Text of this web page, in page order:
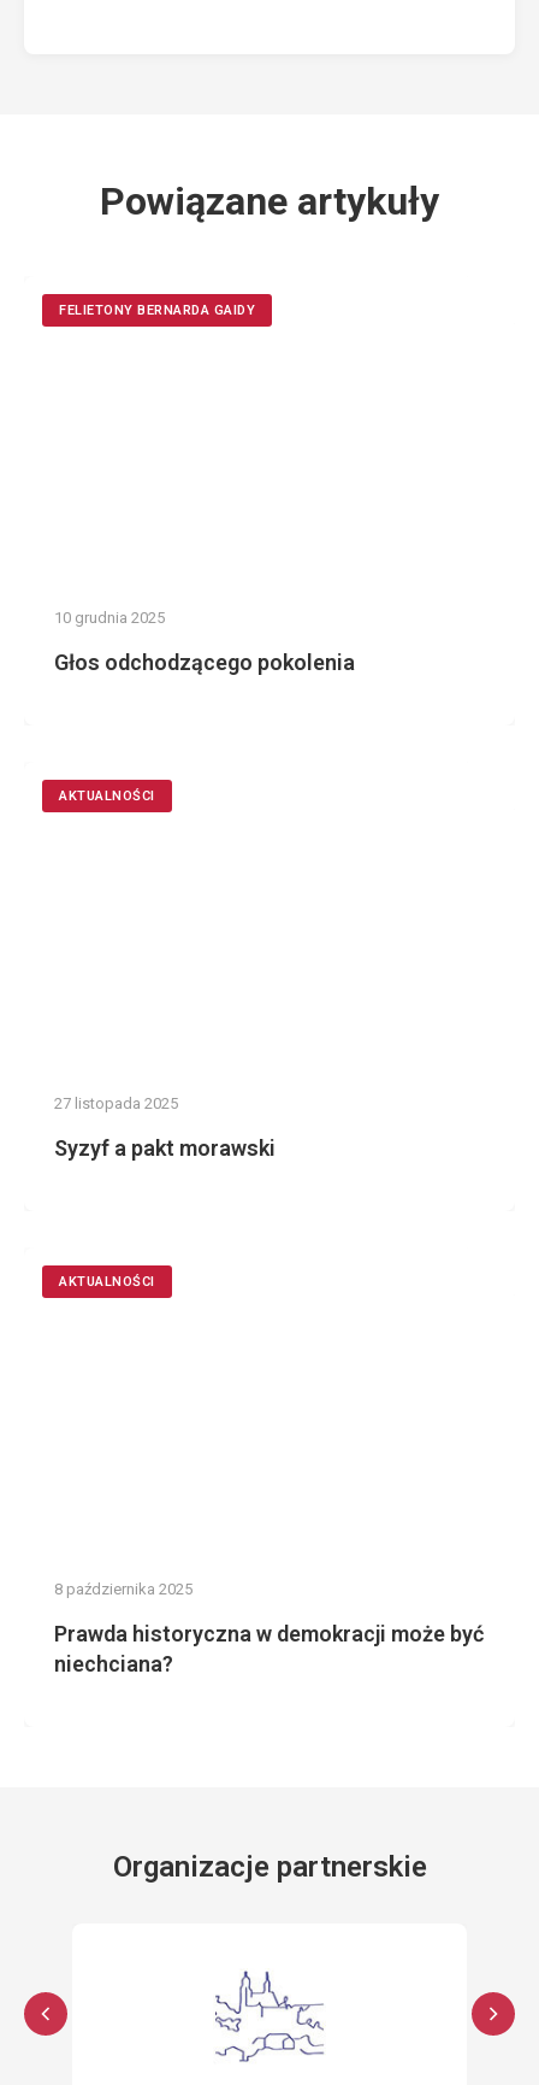
Powiązane artykuły
FELIETONY BERNARDA GAIDY
10 grudnia 2025
Głos odchodzącego pokolenia
AKTUALNOŚCI
27 listopada 2025
Syzyf a pakt morawski
AKTUALNOŚCI
8 października 2025
Prawda historyczna w demokracji może być
niechciana?
Organizacje partnerskie